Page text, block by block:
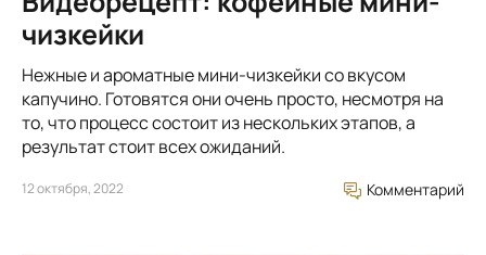
чизкейки
Нежные и ароматные мини-чизкейки со вкусом
капучино. Готовятся они очень просто, несмотря на
то, что процесс состоит из нескольких этапов, а
результат стоит всех ожиданий.
12 октября, 2022 Комментарий